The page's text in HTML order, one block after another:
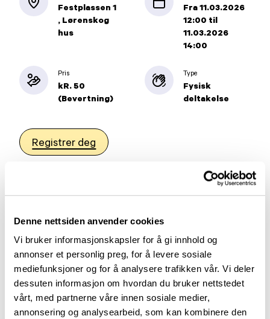
Denne nettsiden anvender cookies
Vi bruker informasjonskapsler for å gi innhold og
annonser et personlig preg, for å levere sosiale
mediefunksjoner og for å analysere trafikken vår. Vi deler
dessuten informasjon om hvordan du bruker nettstedet
vårt, med partnerne våre innen sosiale medier,
annonsering og analysearbeid, som kan kombinere den
Festplassen 1
Lørenskog
hus
Fra11.03.2026
12:00 til
11.03.2026
14:00
Pris
kR. 50
(Bevertning)
Type
Fysisk
deltakelse
Registrer deg